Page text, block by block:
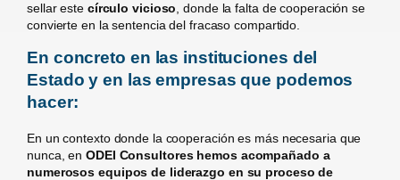
sellar este círculo vicioso , donde la falta de cooperación se
convierte en la sentencia del fracaso compartido.
En concreto en las instituciones del
Estado y en las empresas que podemos
hacer:
En un contexto donde la cooperación es más necesaria que
nunca, enODEI Consultores hemos acompañado a
numerosos equipos de liderazgo en su proceso de